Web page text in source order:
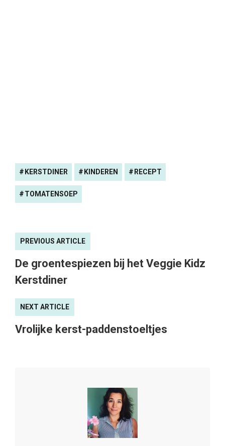
KERSTDINER KINDEREN RECEPT
TOMATENSOEP
PREVIOUS ARTICLE
De groentespiezen bij het Veggie Kidz
Kerstdiner
NEXT ARTICLE
Vrolijke kerst-paddenstoeltjes